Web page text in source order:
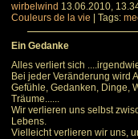
wirbelwind 13.06.2010,
Couleurs de la vie
Tags:
Ein Gedanke
Alles verliert sich
Bei jeder Veränderung wird
Gefühle, Gedanken, Dinge,
Träume......
Wir verlieren uns selbst
Lebens.
Vielleicht verlieren wir uns,